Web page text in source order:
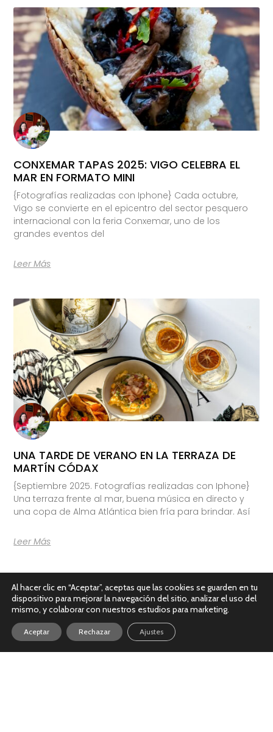
CONXEMAR TAPAS 2025: VIGO CELEBRA EL
MAR EN FORMATO MINI
{Fotografías realizadas con Iphone} Cada octubre,
Vigo se convierte en el epicentro del sector pesquero
internacional con la feria Conxemar, uno de los
grandes eventos del
Leer Más
UNA TARDE DE VERANO EN LA TERRAZA DE
MARTÍN CÓDAX
{Septiembre 2025. Fotografías realizadas con Iphone}
Una terraza frente al mar, buena música en directo y
una copa de Alma Atlántica bien fría para brindar. Así
Leer Más
Al hacer clic en “Aceptar”, aceptas que las cookies se guarden en tu
dispositivo para mejorar la navegación del sitio, analizar el uso del
mismo, y colaborar con nuestros estudios para marketing.
Aceptar Rechazar Ajustes